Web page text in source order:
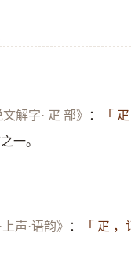
文解字· 疋 部》 ：
「
一。
上声·语韵》 ： 「 疋 ，